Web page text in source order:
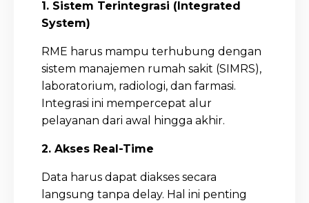
1. Sistem Terintegrasi (Integrated
System)
RME harus mampu terhubung dengan
sistem manajemen rumah sakit (SIMRS),
laboratorium, radiologi, dan farmasi.
Integrasi ini mempercepat alur
pelayanan dari awal hingga akhir.
2. Akses Real-Time
Data harus dapat diakses secara
langsung tanpa delay. Hal ini penting